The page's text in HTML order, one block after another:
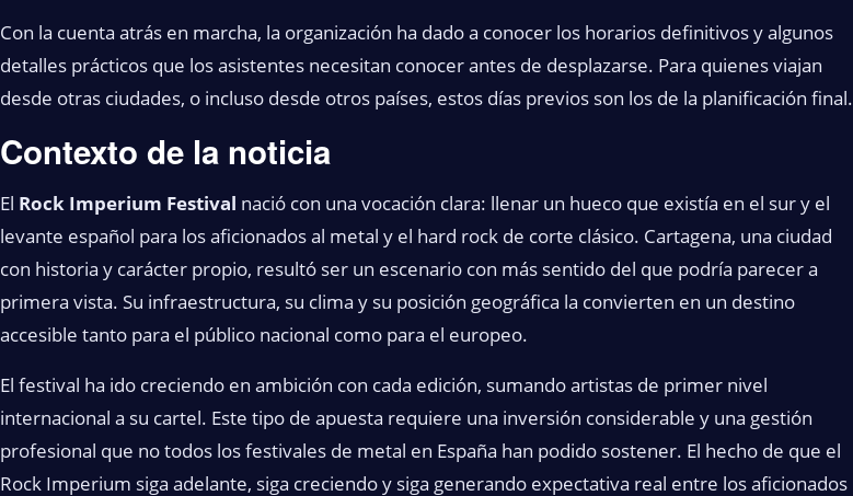
Con la cuenta atrás en marcha, la organización ha dado a conocer los horarios definitivos y algunos
detalles prácticos que los asistentes necesitan conocer antes de desplazarse. Para quienes viajan
desde otras ciudades, o incluso desde otros países, estos días previos son los de la planificación final.
Contexto de la noticia
El Rock Imperium Festival nació con una vocación clara: llenar un hueco que existía en el sur y el
levante español para los aficionados al metal y el hard rock de corte clásico. Cartagena, una ciudad
con historia y carácter propio, resultó ser un escenario con más sentido del que podría parecer a
primera vista. Su infraestructura, su clima y su posición geográfica la convierten en un destino
accesible tanto para el público nacional como para el europeo.
El festival ha ido creciendo en ambición con cada edición, sumando artistas de primer nivel
internacional a su cartel. Este tipo de apuesta requiere una inversión considerable y una gestión
profesional que no todos los festivales de metal en España han podido sostener. El hecho de que el
Rock Imperium siga adelante, siga creciendo y siga generando expectativa real entre los aficionados